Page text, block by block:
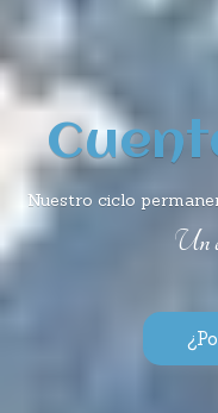
Nuestro ciclo
Un